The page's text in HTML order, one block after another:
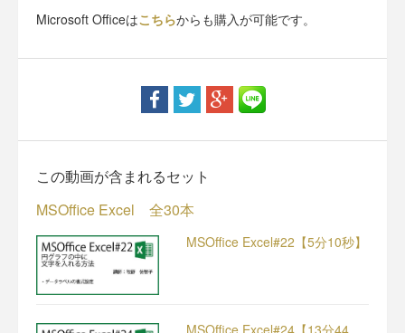
Microsoft Officeはこちらからも購入が可能です。
この動画が含まれるセット
MSOffice Excel 全30本
MSOffice Excel#22【5分10秒】
MSOffice Excel#24【13分44